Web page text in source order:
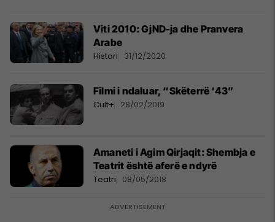
Viti 2010: GjND-ja dhe Pranvera
Arabe
Histori 31/12/2020
Filmi i ndaluar, “Skëterrë ‘43”
Cult+ 28/02/2019
Amaneti i Agim Qirjaqit: Shembja e
Teatrit është aferë e ndyrë
Teatri 08/05/2018